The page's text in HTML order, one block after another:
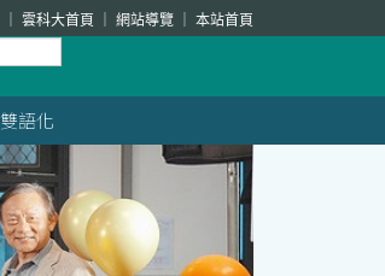
雲科大首頁 網站導覽 本站首頁
雙語化